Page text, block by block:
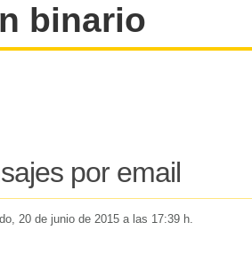
binario
por email
, 20 de junio de 2015 a las 17:39 h.